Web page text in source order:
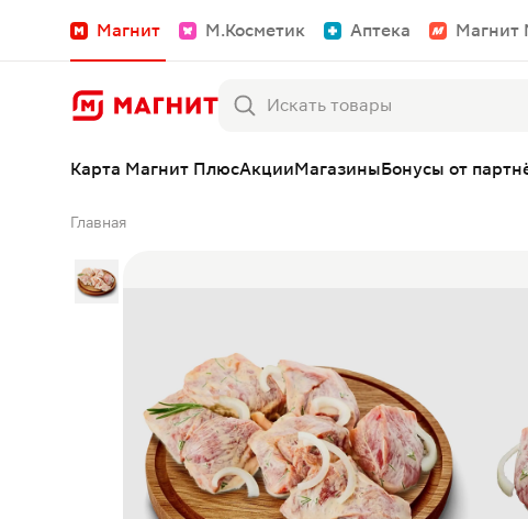
Магнит М.Косметик Аптека Магнит
Карта Магнит ПлюсАкцииМагазиныБонусы от
Главная